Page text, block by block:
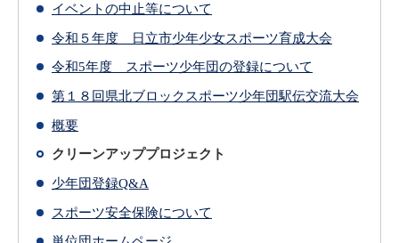
イベントの中止等について
令和５年度 日立市少年少女スポーツ育成大会
令和5年度 スポーツ少年団の登録について
第１８回県北ブロックスポーツ少年団駅伝交流大会
概要
クリーンアッププロジェクト
少年団登録Q&A
スポーツ安全保険について